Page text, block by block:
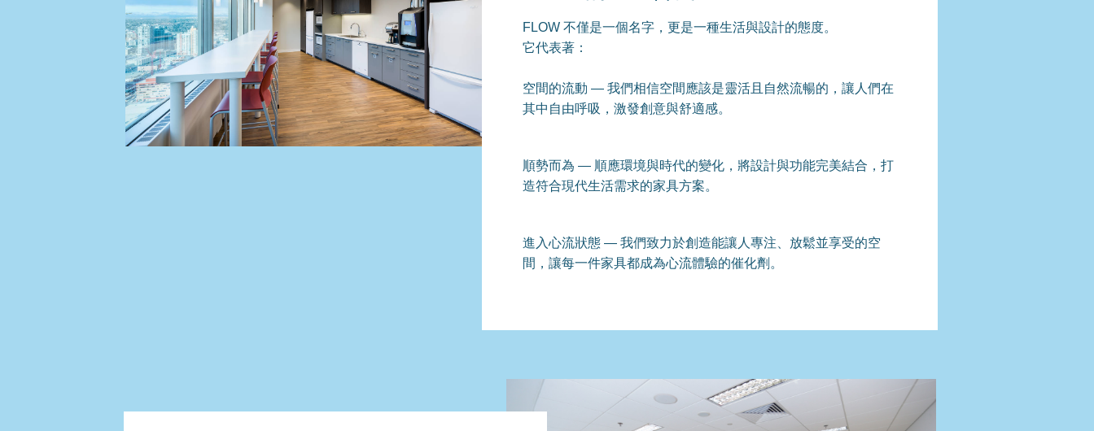
FLOW 不僅是一個名字，更是一種生活與設計的態度。
它代表著：
空間的流動 — 我們相信空間應該是靈活且自然流暢的，讓人們在
其中自由呼吸，激發創意與舒適感。
順勢而為 — 順應環境與時代的變化，將設計與功能完美結合，打
造符合現代生活需求的家具方案。
進入心流狀態 — 我們致力於創造能讓人專注、放鬆並享受的空
間，讓每一件家具都成為心流體驗的催化劑。